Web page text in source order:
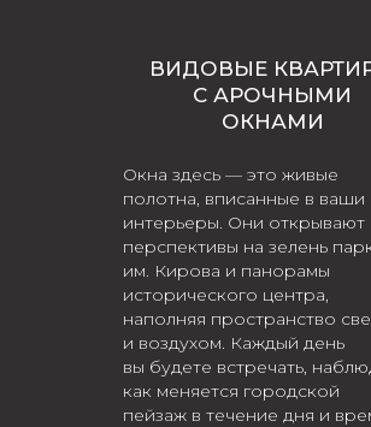
ВИДОВЫЕ
С АРОЧНЫМИ
ОКНАМИ
Окна здесь — это живые
полотна, вписанные в ваши
интерьеры. Они открывают
перспективы на зелень
им. Кирова и панорамы
исторического центра,
наполняя пространство
и воздухом. Каждый день
вы будете встречать,
как меняется городской
пейзаж в течение дня и